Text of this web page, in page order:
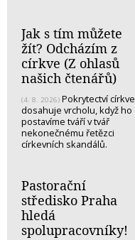
Jak s tím můžete
žít? Odcházím z
církve (Z ohlasů
našich čtenářů)
(4. 8. 2026) Pokrytectví církve
dosahuje vrcholu, když ho
postavíme tváří v tvář
nekonečnému řetězci
církevních skandálů.
Pastorační
středisko Praha
hledá
spolupracovníky!